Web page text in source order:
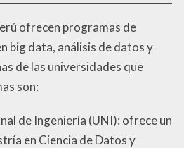
ofrecen programas de
big data, análisis de datos y
de las universidades que
son:
de Ingeniería (UNI): ofrece un
en Ciencia de Datos y